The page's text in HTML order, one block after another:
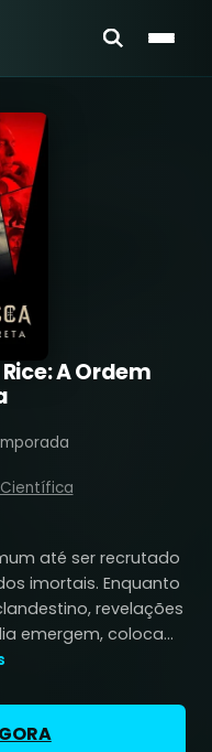
A Ordem
até ser recrutado
imortais. Enquanto
revelações
emergem, coloca...